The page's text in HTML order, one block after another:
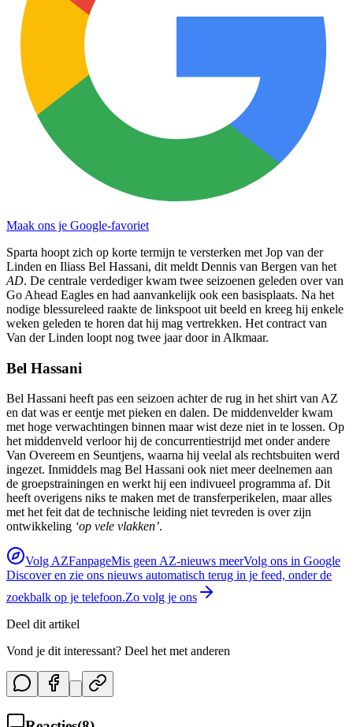
Maak ons je Google-favoriet
Sparta hoopt zich op korte termijn te versterken met Jop van der
Linden en Iliass Bel Hassani, dit meldt Dennis van Bergen van het
AD. De centrale verdediger kwam twee seizoenen geleden over van
Go Ahead Eagles en had aanvankelijk ook een basisplaats. Na het
nodige blessureleed raakte de linkspoot uit beeld en kreeg hij enkele
weken geleden te horen dat hij mag vertrekken. Het contract van
Van der Linden loopt nog twee jaar door in Alkmaar.
Bel Hassani
Bel Hassani heeft pas een seizoen achter de rug in het shirt van AZ
en dat was er eentje met pieken en dalen. De middenvelder kwam
met hoge verwachtingen binnen maar wist deze niet in te lossen. Op
het middenveld verloor hij de concurrentiestrijd met onder andere
Van Overeem en Seuntjens, waarna hij veelal als rechtsbuiten werd
ingezet. Inmiddels mag Bel Hassani ook niet meer deelnemen aan
de groepstrainingen en werkt hij een indivueel programma af. Dit
heeft overigens niks te maken met de transferperikelen, maar alles
met het feit dat de technische leiding niet tevreden is over zijn
ontwikkeling ‘op vele vlakken’.
Volg AZFanpageMis geen AZ-nieuws meerVolg ons in Google
Discover en zie ons nieuws automatisch terug in je feed, onder de
zoekbalk op je telefoon.Zo volg je ons
Deel dit artikel
Vond je dit interessant? Deel het met anderen